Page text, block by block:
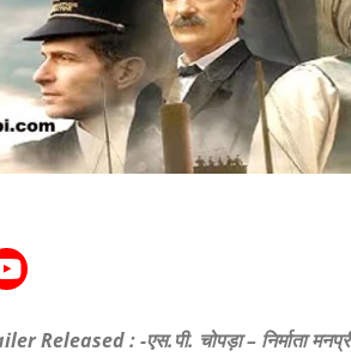
: -एस.पी. चोपड़ा – निर्माता